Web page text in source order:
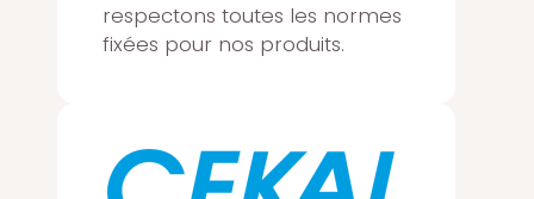
respectons toutes les normes
fixées pour nos produits.